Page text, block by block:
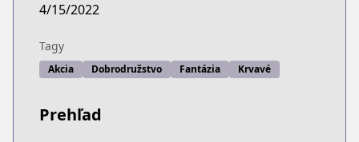
4/15/2022
Tagy
Akcia Dobrodružstvo Fantázia Krvavé
Prehľad